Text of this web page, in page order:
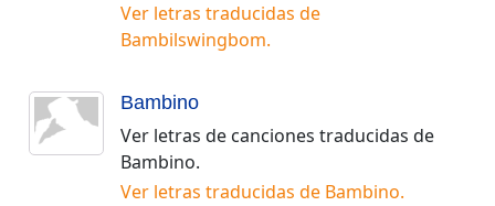
Ver letras traducidas de
Bambilswingbom.
Bambino
Ver letras de canciones traducidas de
Bambino.
Ver letras traducidas de Bambino.